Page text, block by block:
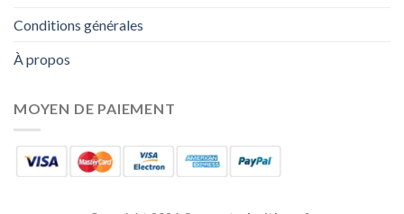
Conditions générales
À propos
MOYEN DE PAIEMENT